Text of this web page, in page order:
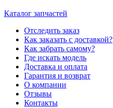
Каталог запчастей
Отследить заказ
Как заказать с доставкой?
Как забрать самому?
Где искать модель
Доставка и оплата
Гарантия и возврат
О компании
Отзывы
Контакты